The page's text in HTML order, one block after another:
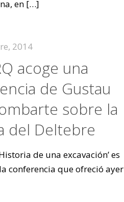
en[…]
2014
acoge una
de Gustau
sobre la
del Deltebre
de una excavación’ es
conferencia que ofreció ayer